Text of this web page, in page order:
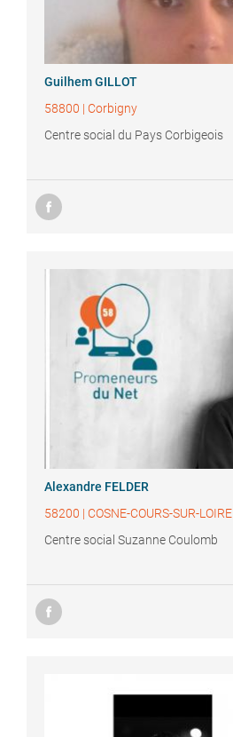
GuilhemGILLOT
58800 | Corbigny
Centre social du Pays Corbigeois
Alexandre FELDER
58200 | COSNE-COURS-SUR-LOIRE
Centre social Suzanne Coulomb